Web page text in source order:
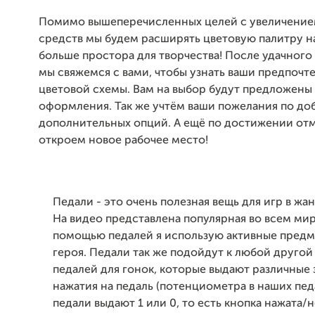
Помимо вышеперечисленных целей с
средств мы будем расширять цветовую палитру
больше простора для творчества! После
мы свяжемся с вами, чтобы узнать ваши
цветовой схемы. Вам на выбор будут предложены
оформления. Так же учтём ваши пожелания по
дополнительных опций. А ещё по достижении
откроем новое рабочее место!
Педали - это очень полезная вещь для игр в
На видео представлена популярная во всем
помощью педалей я использую активные
героя. Педали так же подойдут к любой другой
педалей для гонок, которые выдают различные
нажатия на педаль (потенциометра в наших
педали выдают 1 или 0, то есть кнопка нажата/